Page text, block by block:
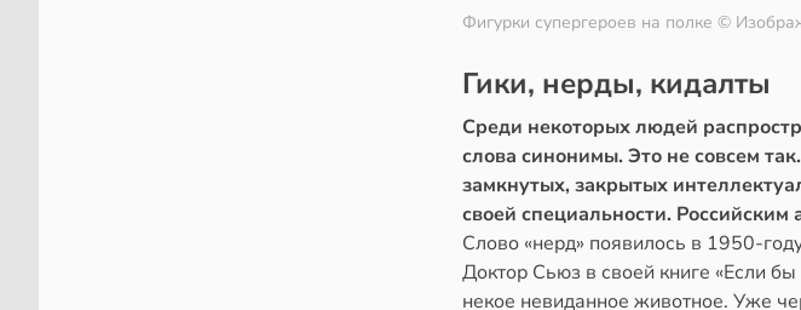
Фигурки супергероев на полке ©
Гики, нерды, кидалты
Среди некоторых людей
слова синонимы. Это не совсем
замкнутых, закрытых
своей специальности. Российским
Слово «нерд» появилось в 1950-
Доктор Сьюз в своей книге «Если
некое невиданное животное. Уже